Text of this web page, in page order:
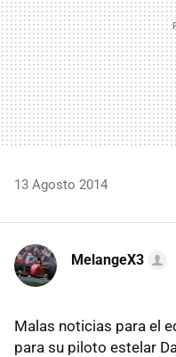
13 Agosto 2014
MelangeX3
Malas noticias para el
para su piloto estelar